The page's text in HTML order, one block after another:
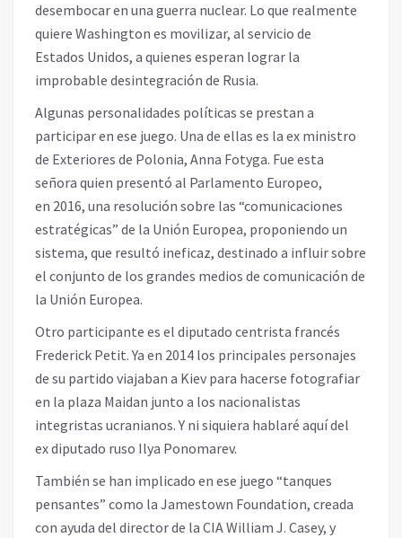
desembocar en una guerra nuclear. Lo que realmente
quiere Washington es movilizar, al servicio de
Estados Unidos, a quienes esperan lograr la
improbable desintegración de Rusia.
Algunas personalidades políticas se prestan a
participar en ese juego. Una de ellas es la ex ministro
de Exteriores de Polonia, Anna Fotyga. Fue esta
señora quien presentó al Parlamento Europeo,
en 2016, una resolución sobre las “comunicaciones
estratégicas” de la Unión Europea, proponiendo un
sistema, que resultó ineficaz, destinado a influir sobre
el conjunto de los grandes medios de comunicación de
la Unión Europea.
Otro participante es el diputado centrista francés
Frederick Petit. Ya en 2014 los principales personajes
de su partido viajaban a Kiev para hacerse fotografiar
en la plaza Maidan junto a los nacionalistas
integristas ucranianos. Y ni siquiera hablaré aquí del
ex diputado ruso Ilya Ponomarev.
También se han implicado en ese juego “tanques
pensantes” como la Jamestown Foundation, creada
con ayuda del director de la CIA William J. Casey, y